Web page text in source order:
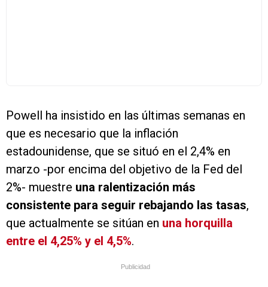
Powell ha insistido en las últimas semanas en
que es necesario que la inflación
estadounidense, que se situó en el 2,4% en
marzo -por encima del objetivo de la Fed del
2%- muestre una ralentización más
consistente para seguir rebajando las tasas,
que actualmente se sitúan en una horquilla
entre el 4,25% y el 4,5%.
Publicidad